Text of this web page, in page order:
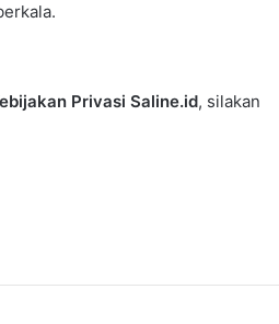
Privasi Saline.id, silakan